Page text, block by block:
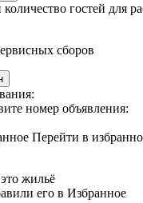
гостей для
сборов
номер объявления:
Перейти в
жильё
его в Избранное